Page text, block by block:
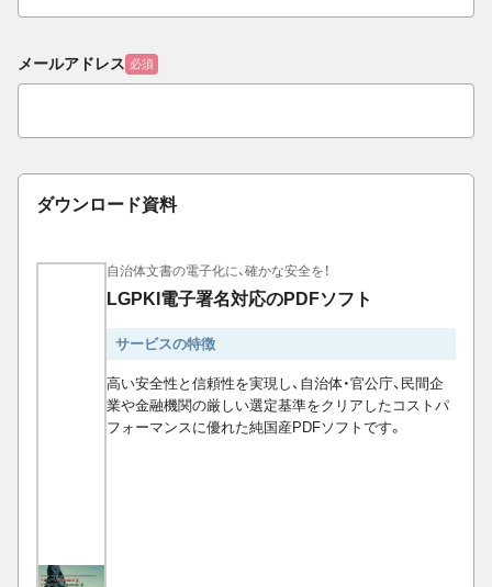
メールアドレス 必須
ダウンロード資料
自治体文書の電子化に、確かな安全を！
LGPKI電子署名対応のPDFソフト
サービスの特徴
高い安全性と信頼性を実現し、自治体・官公庁、民間企
業や金融機関の厳しい選定基準をクリアしたコストパ
フォーマンスに優れた純国産PDFソフトです。